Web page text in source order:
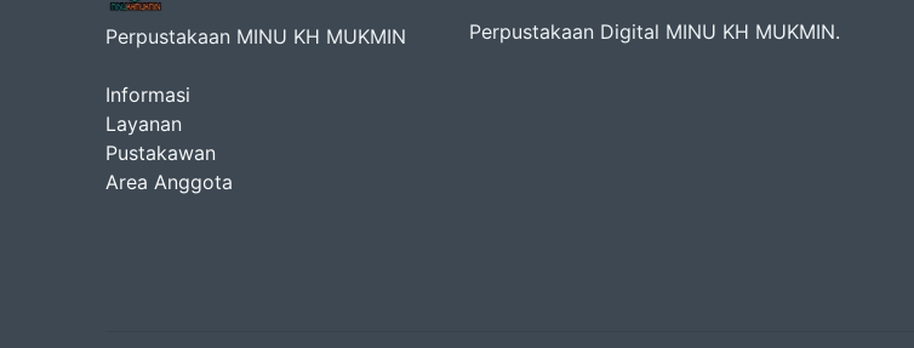
Perpustakaan MINU KH MUKMIN
Informasi
Layanan
Pustakawan
Area Anggota
Perpustakaan Digital MINU KH MUKMIN.